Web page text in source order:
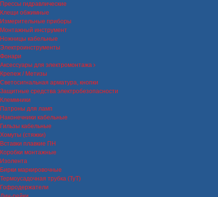
Прессы гидравлические
Клещи обжимные
Измерительные приборы
Монтажный инструмент
Ножницы кабельные
Электроинструменты
Фонари
Аксессуары для электромонтажа
Крепеж / Метизы
Светосигнальная арматура, кнопки
Защитные средства электробезопасности
Клеммники
Патроны для ламп
Наконечники кабельные
Гильзы кабельные
Хомуты (стяжки)
Вставки плавкие ПН
Коробки монтажные
Изолента
Бирки маркировочные
Термоусадочная трубка (ТуТ)
Гофродержатели